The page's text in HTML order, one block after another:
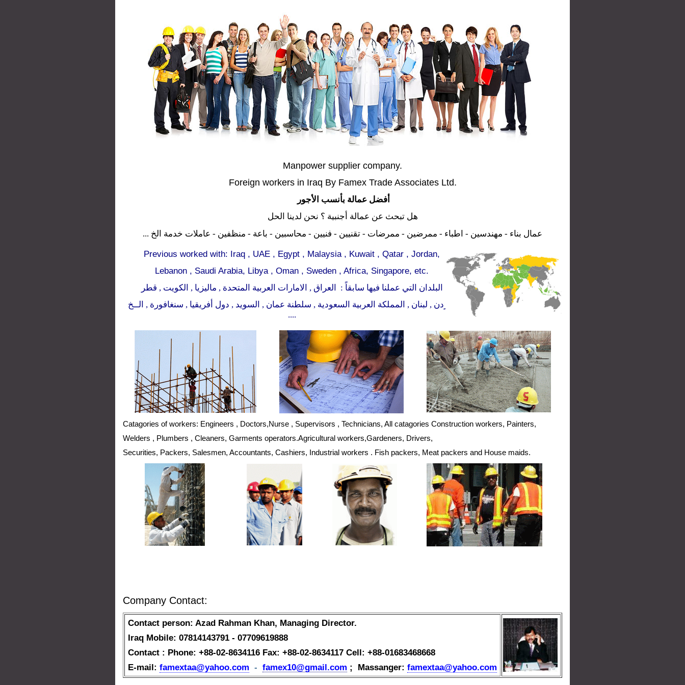
Manpower supplier company.
Foreign workers in Iraq By Famex Trade Associates Ltd.
أفضل عمالة بأنسب الأجور
هل تبحث عن عمالة أجنبية ؟ نحن لدينا الحل
عمال بناء - مهندسين - اطباء - ممرضين - ممرضات - تقنيين - فنيين - محاسبين - باعة - منظفين - عاملات خدمة الخ ...
Previous worked with: Iraq , UAE , Egypt , Malaysia , Kuwait , Qatar , Jordan,
Lebanon , Saudi Arabia, Libya , Oman , Sweden , Africa, Singapore, etc.
البلدان التي عملنا فيها سابقاً : العراق , الامارات العربية المتحدة , ماليزيا , الكويت , قطر
الأردن , لبنان , المملكة العربية السعودية , سلطنة عمان , السويد , دول أفريقيا , سنغافورة , الــخ
....
Catagories of workers: Engineers , Doctors,Nurse , Supervisors , Technicians, All catagories Construction workers, Painters,
Welders , Plumbers , Cleaners, Garments operators.Agricultural workers,Gardeners, Drivers,
Securities, Packers, Salesmen, Accountants, Cashiers, Industrial workers . Fish packers, Meat packers and House maids.
Company Contact:
Contact person: Azad Rahman Khan, Managing Director.
Iraq Mobile: 07814143791 - 07709619888
Contact : Phone: +88-02-8634116 Fax: +88-02-8634117 Cell: +88-01683468668
E-mail: famextaa@yahoo.com - famex10@gmail.com ; Massanger: famextaa@yahoo.com